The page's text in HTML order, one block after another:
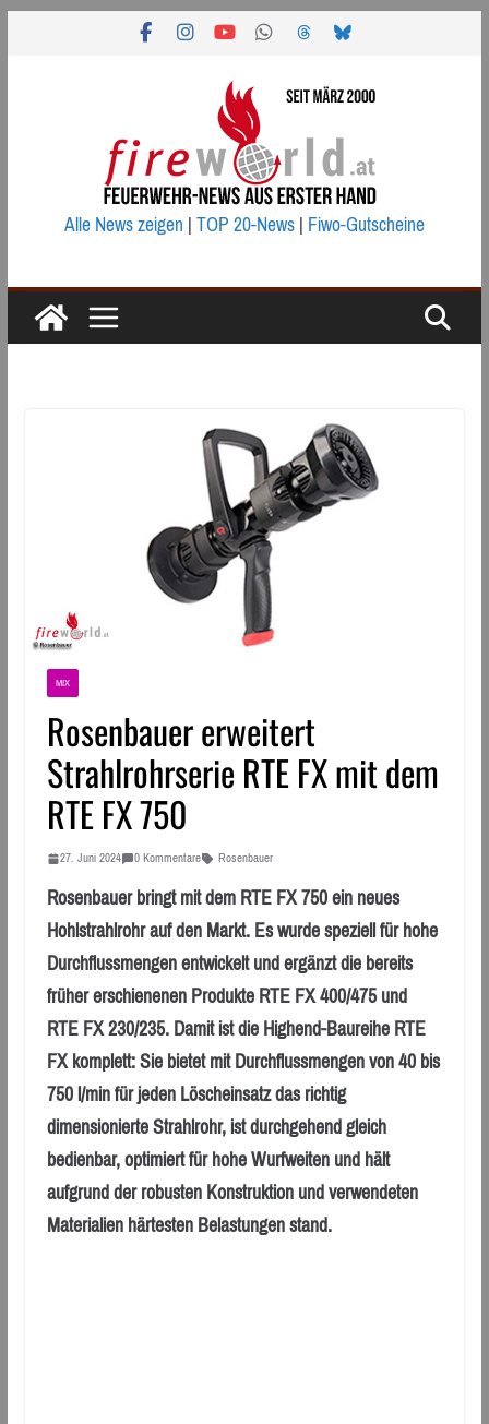
Alle News zeigen|TOP 20-News|Fiwo-Gutscheine
MIX
Rosenbauer erweitert
Strahlrohrserie RTE FX mit dem
RTE FX 750
27. Juni 2024 0 Kommentare Rosenbauer
Rosenbauer bringt mit dem RTE FX 750 ein neues
Hohlstrahlrohr auf den Markt. Es wurde speziell für hohe
Durchflussmengen entwickelt und ergänzt die bereits
früher erschienenen Produkte RTE FX 400/475 und
RTE FX 230/235. Damit ist die Highend-Baureihe RTE
FX komplett: Sie bietet mit Durchflussmengen von 40 bis
750 l/min für jeden Löscheinsatz das richtig
dimensionierte Strahlrohr, ist durchgehend gleich
bedienbar, optimiert für hohe Wurfweiten und hält
aufgrund der robusten Konstruktion und verwendeten
Materialien härtesten Belastungen stand.